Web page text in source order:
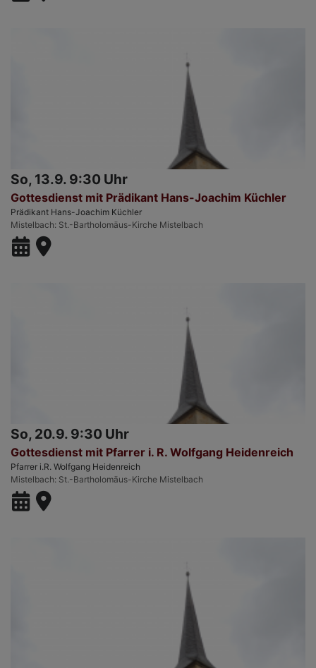
So, 13.9. 9:30 Uhr
Gottesdienst mit Prädikant Hans-Joachim Küchler
Prädikant Hans-Joachim Küchler
Mistelbach St.-Bartholomäus-Kirche Mistelbach
So, 20.9. 9:30 Uhr
Gottesdienst mit Pfarrer i. R. Wolfgang Heidenreich
Pfarrer i.R. Wolfgang Heidenreich
Mistelbach St.-Bartholomäus-Kirche Mistelbach